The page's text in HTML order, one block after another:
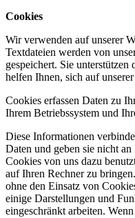
Cookies
Wir verwenden auf unserer
Textdateien werden von
gespeichert. Sie unterstützen
helfen Ihnen, sich auf
Cookies erfassen Daten zu
Ihrem Betriebssystem und
Diese Informationen
Daten und geben sie nicht
Cookies von uns dazu
auf Ihren Rechner zu
ohne den Einsatz von
einige Darstellungen und
eingeschränkt arbeiten.